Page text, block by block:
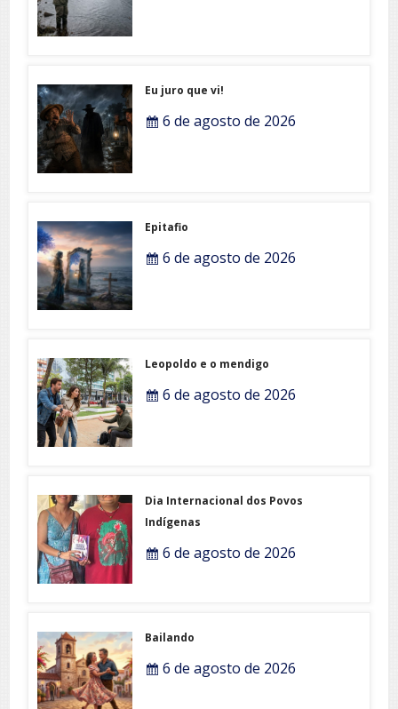
Eu juro que vi!
6 de agosto de 2026
Epitafio
6 de agosto de 2026
Leopoldo e o mendigo
6 de agosto de 2026
Dia Internacional dos Povos
Indígenas
6 de agosto de 2026
Bailando
6 de agosto de 2026